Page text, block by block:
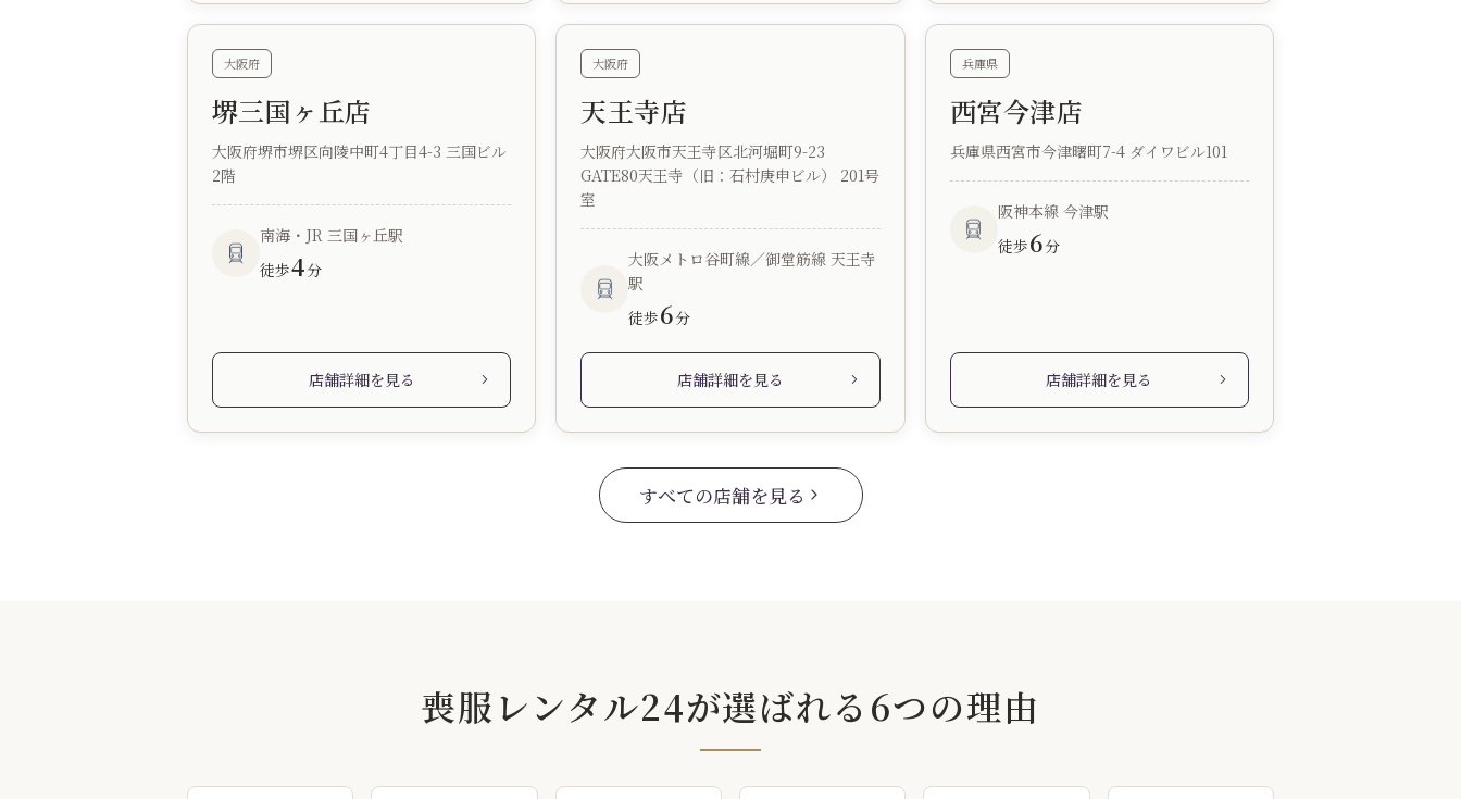
大阪府
堺三国ヶ丘店
大阪府堺市堺区向陵中町4丁目4-3 三国ビル
2階
南海・JR 三国ヶ丘駅
徒歩4分
店舗詳細を見る
大阪府
天王寺店
大阪府大阪市天王寺区北河堀町9-23
GATE80天王寺（旧：石村庚申ビル） 201号
室
大阪メトロ谷町線／御堂筋線 天王寺
駅
徒歩6分
店舗詳細を見る
兵庫県
西宮今津店
兵庫県西宮市今津曙町7-4 ダイワビル101
阪神本線 今津駅
徒歩6分
店舗詳細を見る
すべての店舗を見る
喪服レンタル24が選ばれる 6つの理由